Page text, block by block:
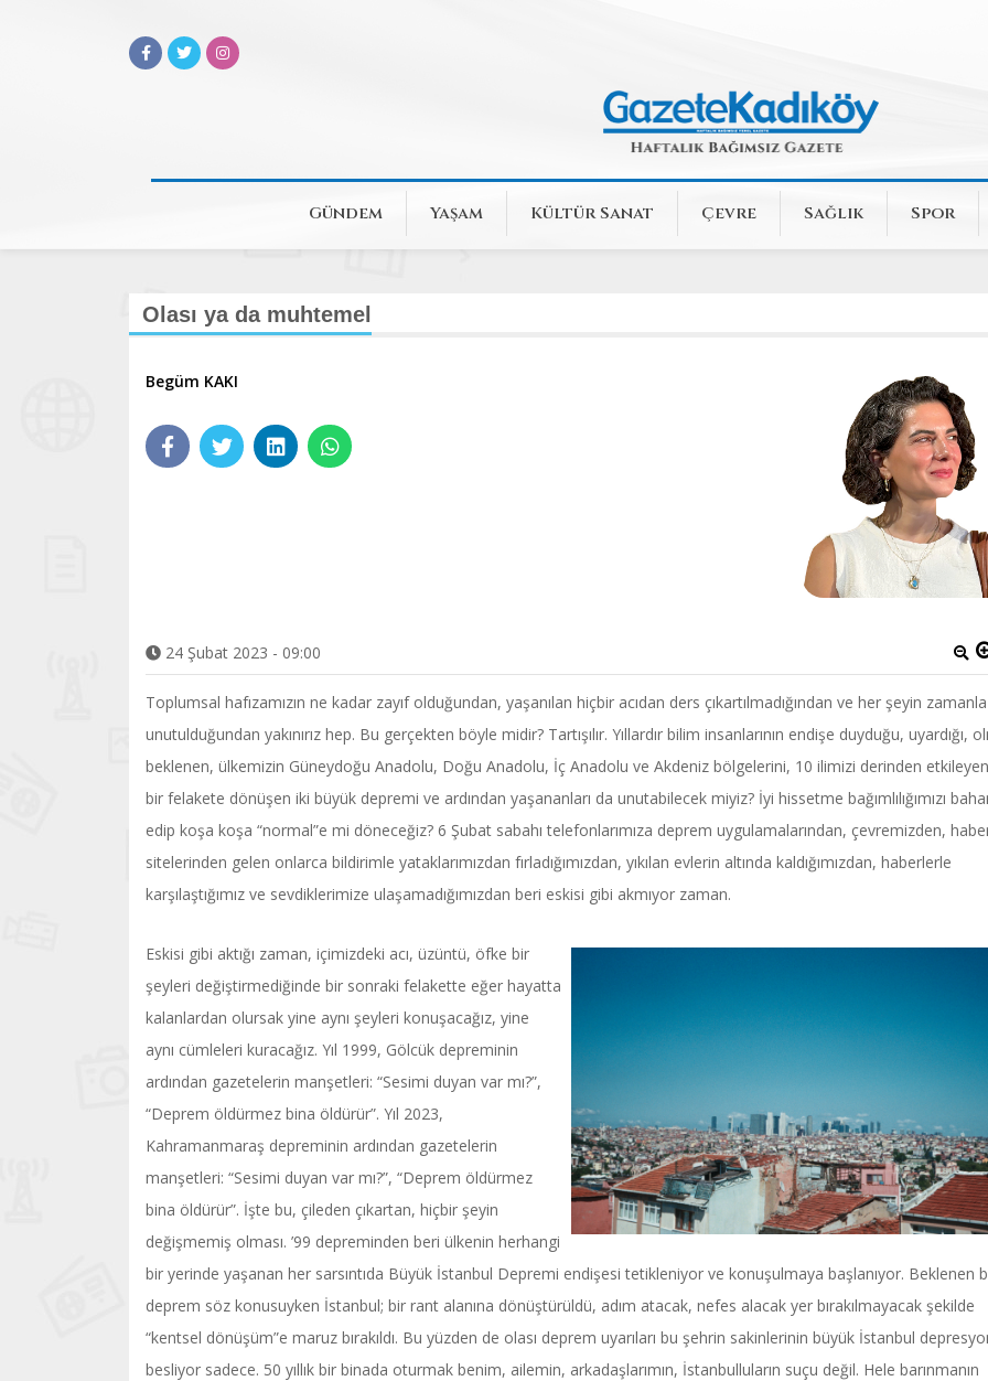
Gündem Yaşam Kültür Sanat Çevre Sağlık Spor
Olası ya da muhtemel
Begüm KAKI
24 Şubat 2023 - 09:00
Toplumsal hafızamızın ne kadar zayıf olduğundan, yaşanılan hiçbir acıdan ders çıkartılmadığından ve her şeyin zamanla
unutulduğundan yakınırız hep. Bu gerçekten böyle midir? Tartışılır. Yıllardır bilim insanlarının endişe duyduğu, uyardığı,
beklenen, ülkemizin Güneydoğu Anadolu, Doğu Anadolu, İç Anadolu ve Akdeniz bölgelerini, 10 ilimizi derinden
bir felakete dönüşen iki büyük depremi ve ardından yaşananları da unutabilecek miyiz? İyi hissetme bağımlılığımızı
edip koşa koşa “normal”e mi döneceğiz? 6 Şubat sabahı telefonlarımıza deprem uygulamalarından, çevremizden,
sitelerinden gelen onlarca bildirimle yataklarımızdan fırladığımızdan, yıkılan evlerin altında kaldığımızdan, haberlerle
karşılaştığımız ve sevdiklerimize ulaşamadığımızdan beri eskisi gibi akmıyor zaman.
Eskisi gibi aktığı zaman, içimizdeki acı, üzüntü, öfke bir
şeyleri değiştirmediğinde bir sonraki felakette eğer hayatta
kalanlardan olursak yine aynı şeyleri konuşacağız, yine
aynı cümleleri kuracağız. Yıl 1999, Gölcük depreminin
ardından gazetelerin manşetleri: “Sesimi duyan var mı?”,
“Deprem öldürmez bina öldürür”. Yıl 2023,
Kahramanmaraş depreminin ardından gazetelerin
manşetleri: “Sesimi duyan var mı?”, “Deprem öldürmez
bina öldürür”. İşte bu, çileden çıkartan, hiçbir şeyin
değişmemiş olması. ’99 depreminden beri ülkenin herhangi
bir yerinde yaşanan her sarsıntıda Büyük İstanbul Depremi endişesi tetikleniyor ve konuşulmaya başlanıyor. Beklenen
deprem söz konusuyken İstanbul; bir rant alanına dönüştürüldü, adım atacak, nefes alacak yer bırakılmayacak şekilde
“kentsel dönüşüm”e maruz bırakıldı. Bu yüzden de olası deprem uyarıları bu şehrin sakinlerinin büyük İstanbul
besliyor sadece. 50 yıllık bir binada oturmak benim, ailemin, arkadaşlarımın, İstanbulluların suçu değil. Hele barınmanın
Haftanın Sinevizyonu Haftanın Pusulası